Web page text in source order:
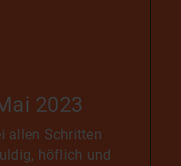
ganz
wir sind
Weg
hervorragende
& Nasifat.
2023
allen Schritten
höflich und